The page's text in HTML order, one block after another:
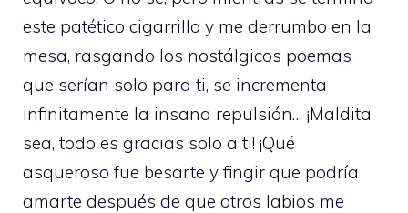
este patético cigarrillo y me derrumbo en la
mesa, rasgando los nostálgicos poemas
que serían solo para ti, se incrementa
infinitamente la insana repulsión… ¡Maldita
sea, todo es gracias solo a ti! ¡Qué
asqueroso fue besarte y fingir que podría
amarte después de que otros labios me